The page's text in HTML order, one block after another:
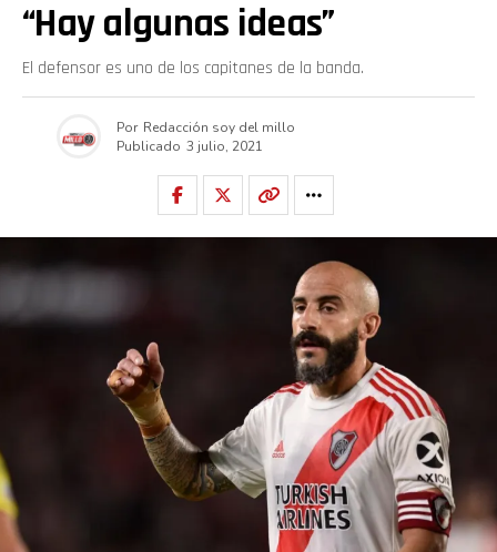
“Hay algunas ideas”
El defensor es uno de los capitanes de la banda.
Por Redacción soy del millo
Publicado 3 julio, 2021